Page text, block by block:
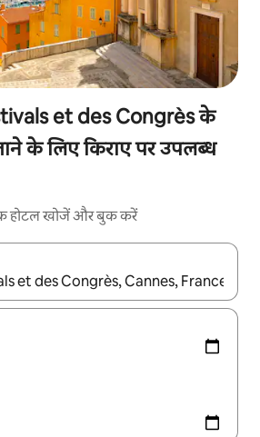
et des Congrès के
के लिए किराए पर उपलब्ध
होटल खोजें और बुक करें
अप और डाउन 'ऐरो की' का इस्तेमाल करके नेविगेट